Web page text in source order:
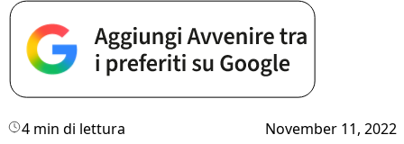
4 min di lettura November 11, 2022